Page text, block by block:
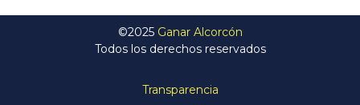
©2025 Ganar Alcorcón
Todos los derechos reservados
Transparencia